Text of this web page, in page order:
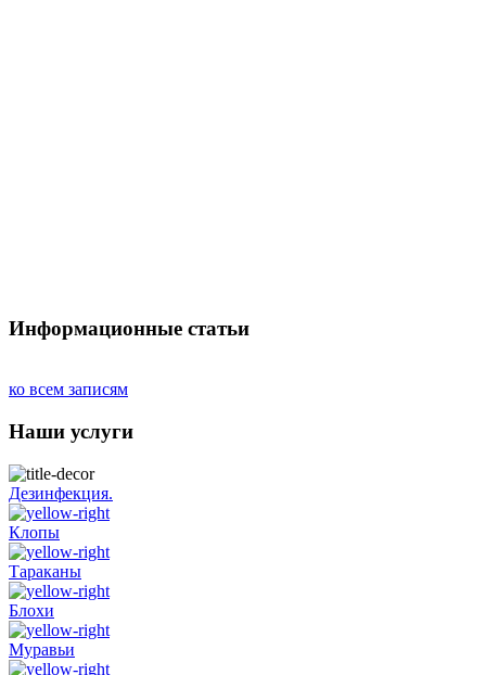
Информационные статьи
ко всем записям
Наши услуги
Дезинфекция.
Клопы
Тараканы
Блохи
Муравьи